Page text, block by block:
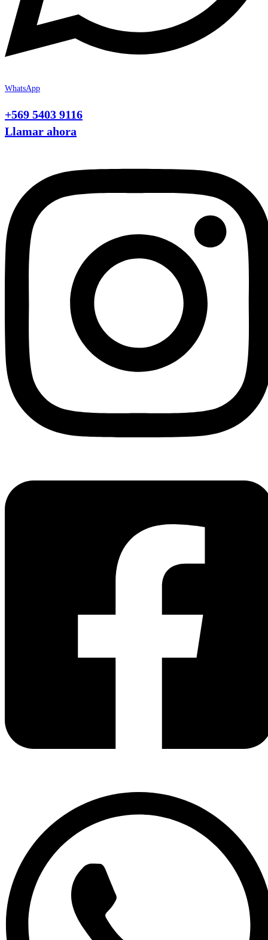
WhatsApp
+569 5403 9116
Llamar ahora